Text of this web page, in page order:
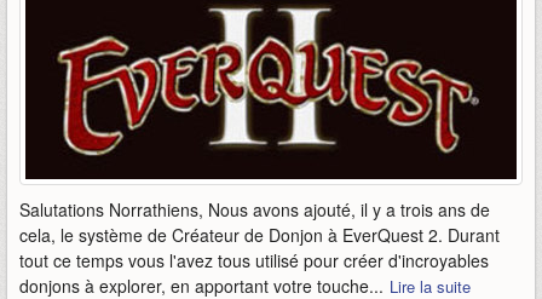
Salutations Norrathiens, Nous avons ajouté, il y a trois ans de
cela, le système de Créateur de Donjon à EverQuest 2. Durant
tout ce temps vous l'avez tous utilisé pour créer d'incroyables
donjons à explorer, en apportant votre touche... Lire la suite